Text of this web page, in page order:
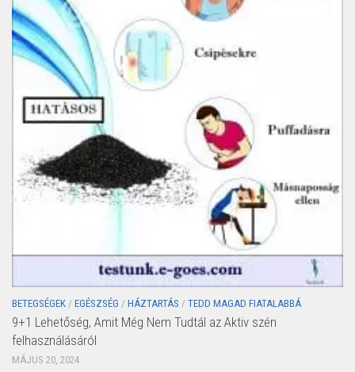
BETEGSÉGEK / EGÉSZSÉG / HÁZTARTÁS / TEDD MAGAD FIATALABBÁ
9+1 Lehetőség, Amit Még Nem Tudtál az Aktiv szén
felhasználásáról
MÁJUS 20, 2024